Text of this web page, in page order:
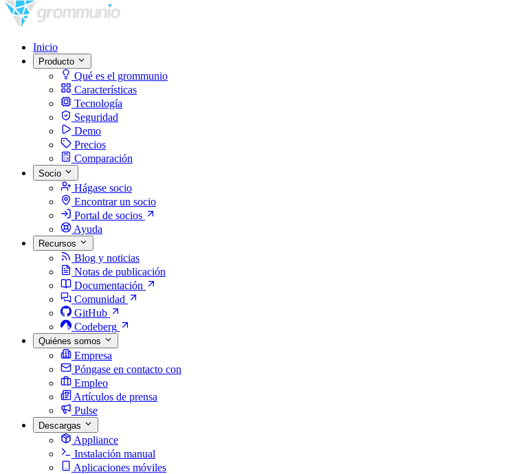
Inicio
Producto
Qué es el grommunio
Características
Tecnología
Seguridad
Demo
Precios
Comparación
Socio
Hágase socio
Encontrar un socio
Portal de socios
Ayuda
Recursos
Blog y noticias
Notas de publicación
Documentación
Comunidad
GitHub
Codeberg
Quiénes somos
Empresa
Póngase en contacto con
Empleo
Artículos de prensa
Pulse
Descargas
Appliance
Instalación manual
Aplicaciones móviles